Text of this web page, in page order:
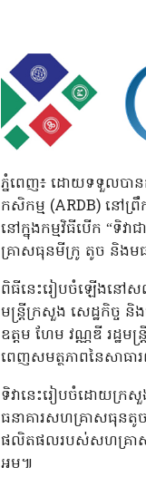
ភ្នំពេញ៖ ដោយទទួលបាន
កសិកម្ម (ARDB) នៅព្
នៅក្នុងកម្មវិធីបើក “ទិ
គ្រាសធុនមីក្រូ តូច និងម
ពិធីនេះរៀបចំឡើងនៅសណ្
មន្ត្រីក្រសួង សេដ្ឋកិច្ច
ឧត្តម ហែម វណ្ណឌី រដ្ឋមន្
ពេញសមត្ថភាពនៃសាធារ
ទិវានេះរៀបចំដោយក្រសួង
ធនាគារសហគ្រាសធុនតូ
ផលិតផលរបស់សហគ្រាសធុន
អម៕